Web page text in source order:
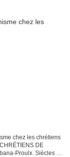
chez les chrétiens
DE
Proulx. Siècles II/I